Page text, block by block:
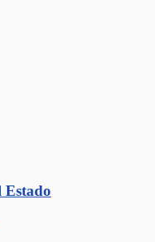
Estado